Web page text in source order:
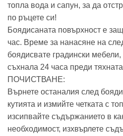
топла вода и сапун, за да
по ръцете си!
Боядисаната повърхност е
час. Време за нанасяне на
боядисвате градински
съхнала 24 часа преди
ПОЧИСТВАНЕ:
Върнете останалия след
кутията и измийте четката с
изсипвайте съдържанието в
необходимост, изхвърлете